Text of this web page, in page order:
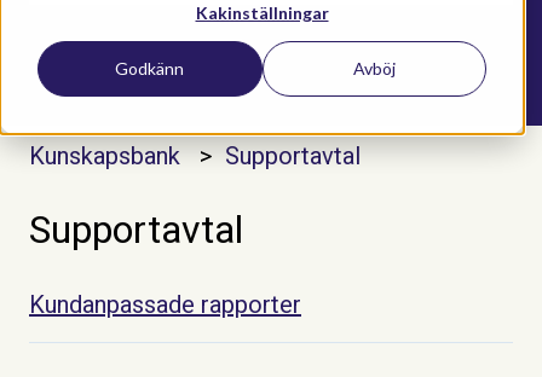
Kakinställningar
Godkänn Avböj
Det finns inga förslag eftersom sökfältet är
Kunskapsbank Supportavtal
Supportavtal
Kundanpassade rapporter